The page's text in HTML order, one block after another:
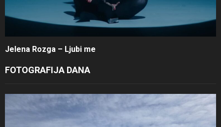
Jelena Rozga – Ljubi me
FOTOGRAFIJA DANA